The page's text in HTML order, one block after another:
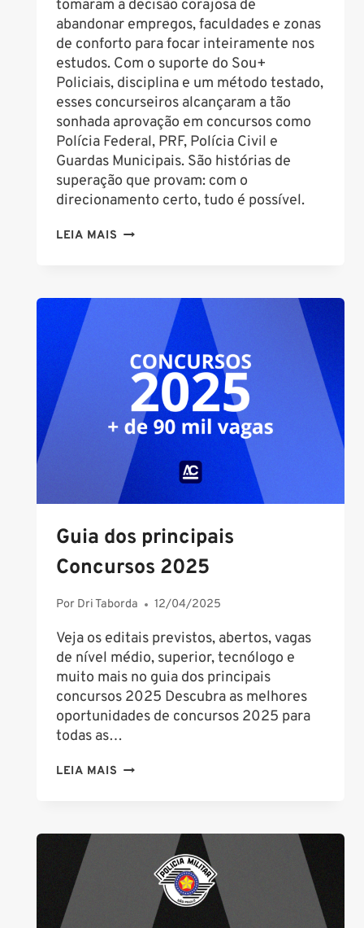
tomaram a decisão corajosa de
abandonar empregos, faculdades e zonas
de conforto para focar inteiramente nos
estudos. Com o suporte do Sou+
Policiais, disciplina e um método testado,
esses concurseiros alcançaram a tão
sonhada aprovação em concursos como
Polícia Federal, PRF, Polícia Civil e
Guardas Municipais. São histórias de
superação que provam: com o
direcionamento certo, tudo é possível.
LEIA MAIS 5
APROVADO
EM
CONCURSO
PÚBLICO
Guia dos principais
Concursos 2025
Por Dri Taborda 12/04/2025
Veja os editais previstos, abertos, vagas
de nível médio, superior, tecnólogo e
muito mais no guia dos principais
concursos 2025 Descubra as melhores
oportunidades de concursos 2025 para
todas as…
LEIA MAIS GUIA